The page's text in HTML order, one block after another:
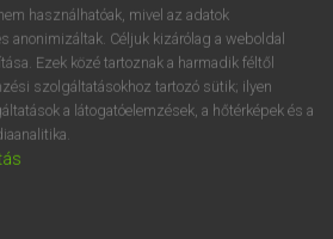
használhatóak, mivel az adatok
anonimizáltak. Céljuk kizárólag a weboldal
Ezek közé tartoznak a harmadik féltől
szolgáltatásokhoz tartozó sütik; ilyen
a látogatóelemzések, a hőtérképek és a